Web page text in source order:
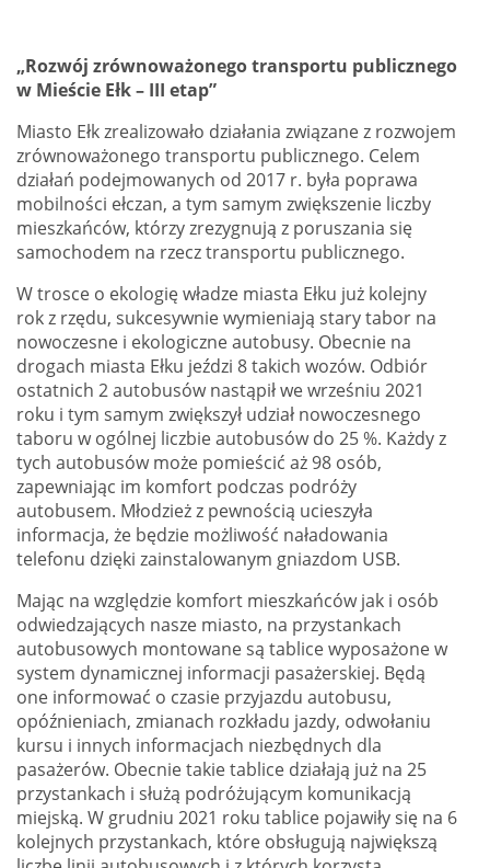
„Rozwój zrównoważonego transportu publicznego
w Mieście Ełk – III etap”
Miasto Ełk zrealizowało działania związane z rozwojem
zrównoważonego transportu publicznego. Celem
działań podejmowanych od 2017 r. była poprawa
mobilności ełczan, a tym samym zwiększenie liczby
mieszkańców, którzy zrezygnują z poruszania się
samochodem na rzecz transportu publicznego.
W trosce o ekologię władze miasta Ełku już kolejny
rok z rzędu, sukcesywnie wymieniają stary tabor na
nowoczesne i ekologiczne autobusy. Obecnie na
drogach miasta Ełku jeździ 8 takich wozów. Odbiór
ostatnich 2 autobusów nastąpił we wrześniu 2021
roku i tym samym zwiększył udział nowoczesnego
taboru w ogólnej liczbie autobusów do 25 %. Każdy z
tych autobusów może pomieścić aż 98 osób,
zapewniając im komfort podczas podróży
autobusem. Młodzież z pewnością ucieszyła
informacja, że będzie możliwość naładowania
telefonu dzięki zainstalowanym gniazdom USB.
Mając na względzie komfort mieszkańców jak i osób
odwiedzających nasze miasto, na przystankach
autobusowych montowane są tablice wyposażone w
system dynamicznej informacji pasażerskiej. Będą
one informować o czasie przyjazdu autobusu,
opóźnieniach, zmianach rozkładu jazdy, odwołaniu
kursu i innych informacjach niezbędnych dla
pasażerów. Obecnie takie tablice działają już na 25
przystankach i służą podróżującym komunikacją
miejską. W grudniu 2021 roku tablice pojawiły się na 6
kolejnych przystankach, które obsługują największą